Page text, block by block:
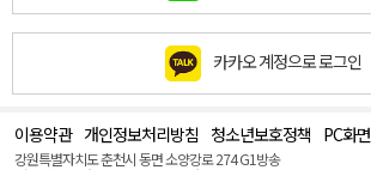
카카오 계정으로 로그인
이용약관 개인정보처리방침 청소년보호정책 PC화면
강원특별자치도 춘천시 동면 소양강로 274 G1방송